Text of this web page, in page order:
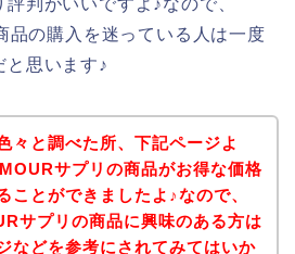
品の購入を迷っている人は一度
と思います♪
々と調べた所、下記ページよ
サプリの商品がお得な価格
ことができましたよ♪なので、
サプリの商品に興味のある方は
などを参考にされてみてはいか